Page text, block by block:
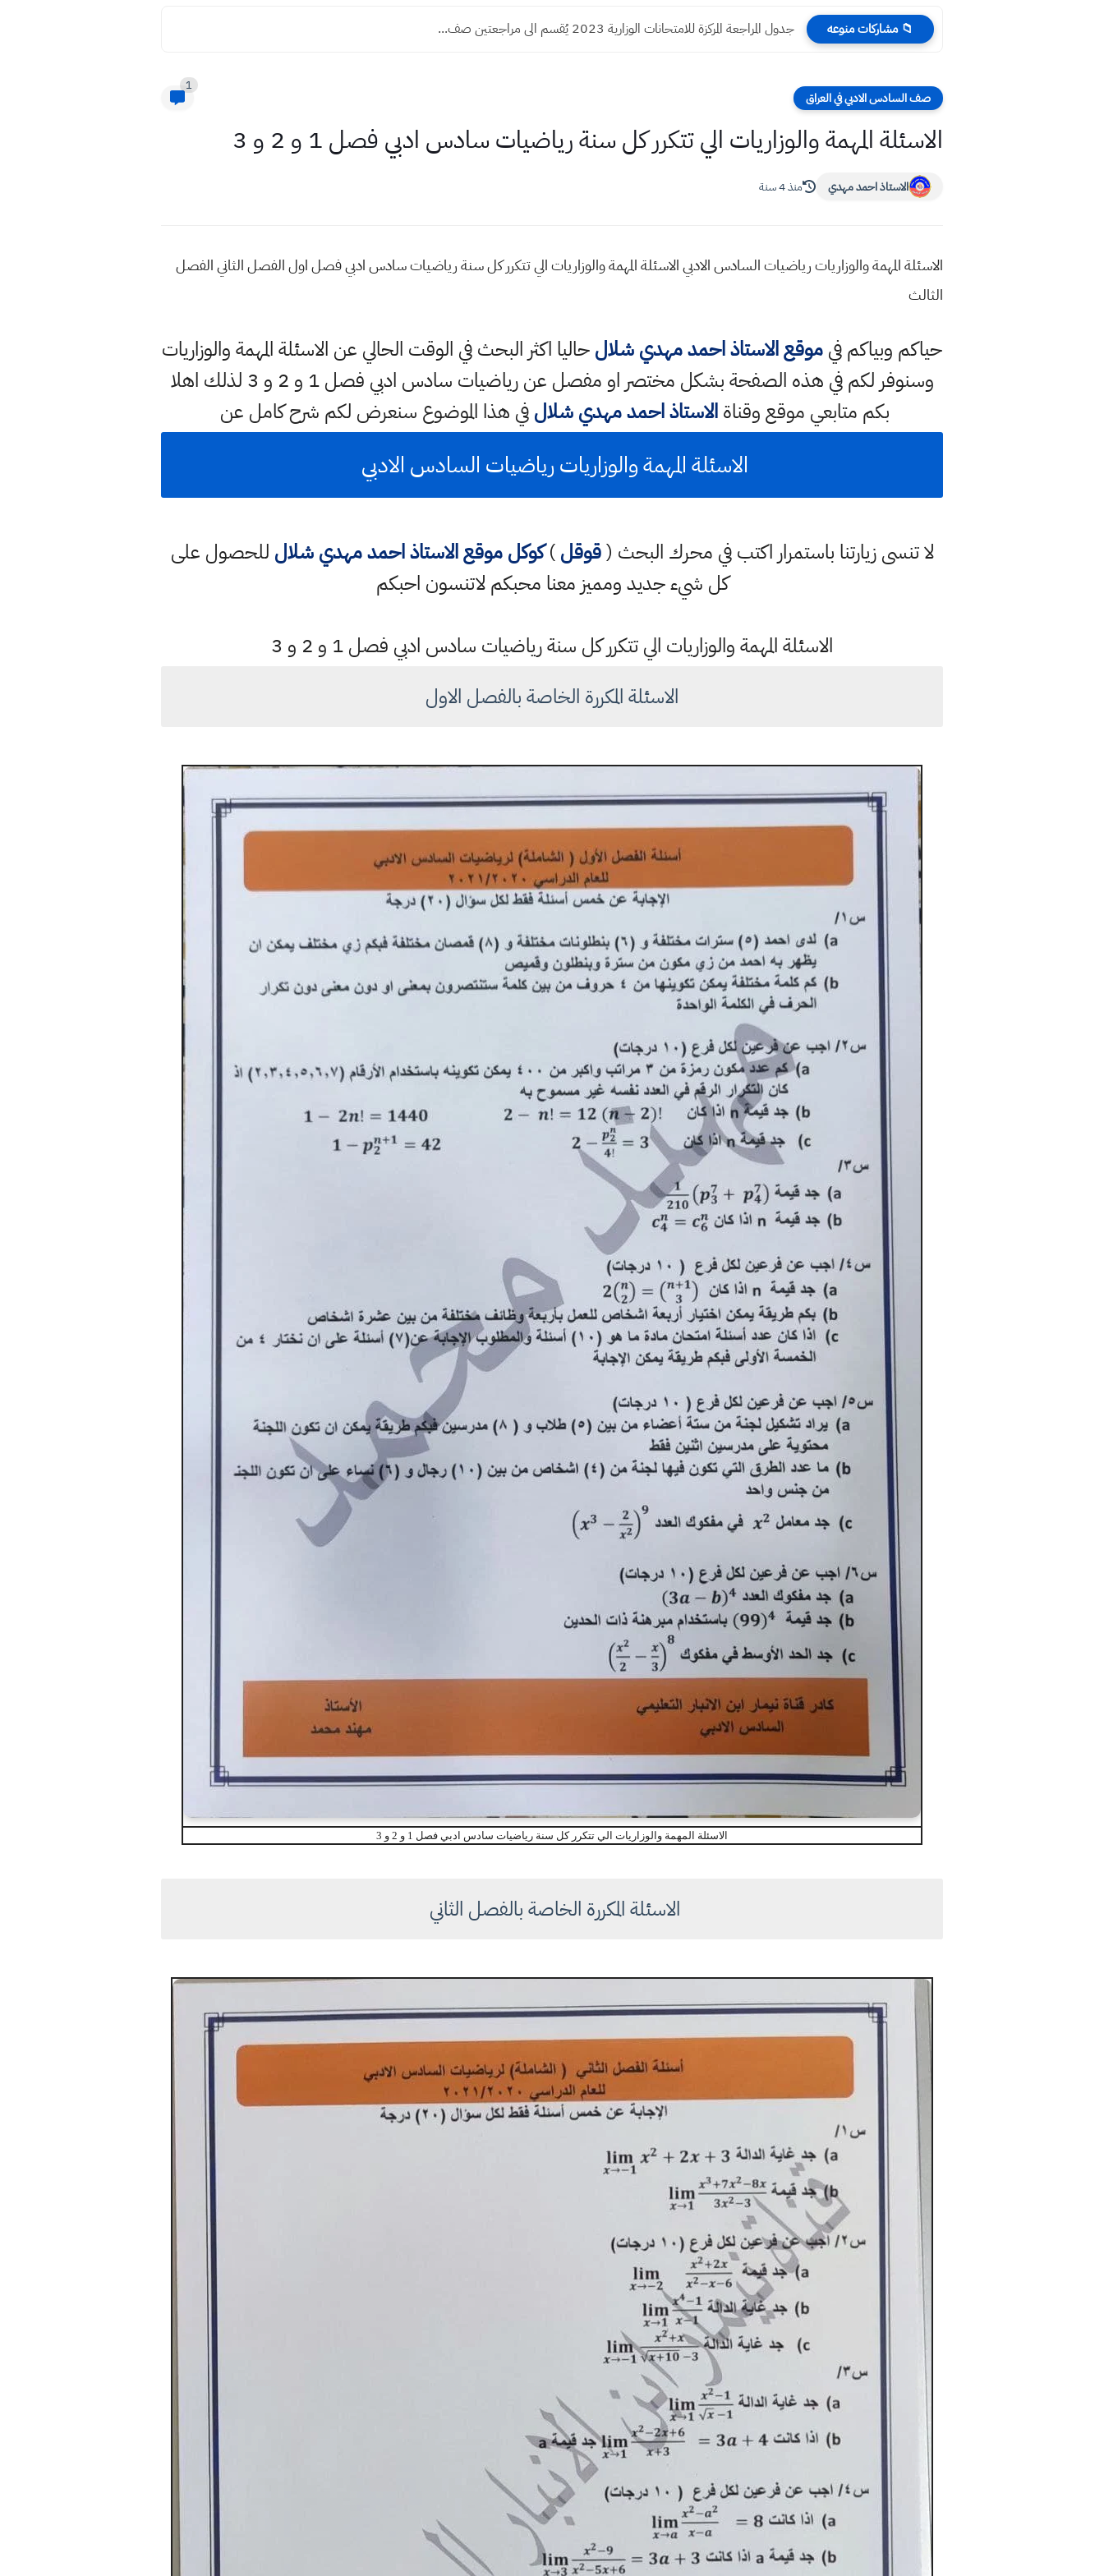
📁 مشاركات منوعه جدول المراجعة المركزة للامتحانات الوزارية 2023 يُقسم الى مراجعتين صف...
صف السادس الادبي في العراق
1
الاسئلة المهمة والوزاريات الي تتكرر كل سنة رياضيات سادس ادبي فصل 1 و 2 و 3
الاستاذ احمد مهدي منذ 4 سنة
الاسئلة المهمة والوزاريات رياضيات السادس الادبي الاسئلة المهمة والوزاريات الي تتكرر كل سنة رياضيات سادس ادبي فصل اول الفصل الثاني الفصل
الثالث
حياكم وبياكم فيموقع الاستاذ احمد مهدي شلالحاليا اكثر البحث في الوقت الحالي عن الاسئلة المهمة والوزاريات
وسنوفر لكم في هذه الصفحة بشكل مختصر او مفصل عن رياضيات سادس ادبي فصل 1 و 2 و 3 لذلك اهلا
بكم متابعي موقع وقناةالاستاذ احمد مهدي شلالفي هذا الموضوع سنعرض لكم شرح كامل عن
الاسئلة المهمة والوزاريات رياضيات السادس الادبي
لا تنسى زيارتنا باستمرار اكتب في محرك البحث (قوقل)كوكل موقع الاستاذ احمد مهدي شلال للحصول على
كل شيء جديد ومميز معنا محبكم لاتنسون احبكم
الاسئلة المهمة والوزاريات الي تتكرر كل سنة رياضيات سادس ادبي فصل 1 و 2 و 3
الاسئلة المكررة الخاصة بالفصل الاول
الاسئلة المهمة والوزاريات الي تتكرر كل سنة رياضيات سادس ادبي فصل 1 و 2 و 3
الاسئلة المكررة الخاصة بالفصل الثاني